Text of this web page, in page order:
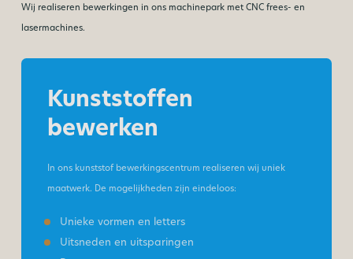
Wij realiseren bewerkingen in ons machinepark met CNC frees- en
lasermachines.
Kunststoffen
bewerken
In ons kunststof bewerkingscentrum realiseren wij uniek
maatwerk. De mogelijkheden zijn eindeloos:
Unieke vormen en letters
Uitsneden en uitsparingen